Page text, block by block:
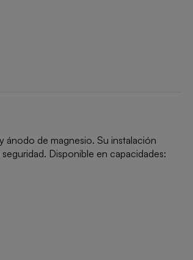
de magnesio. Su instalación
Disponible en capacidades: